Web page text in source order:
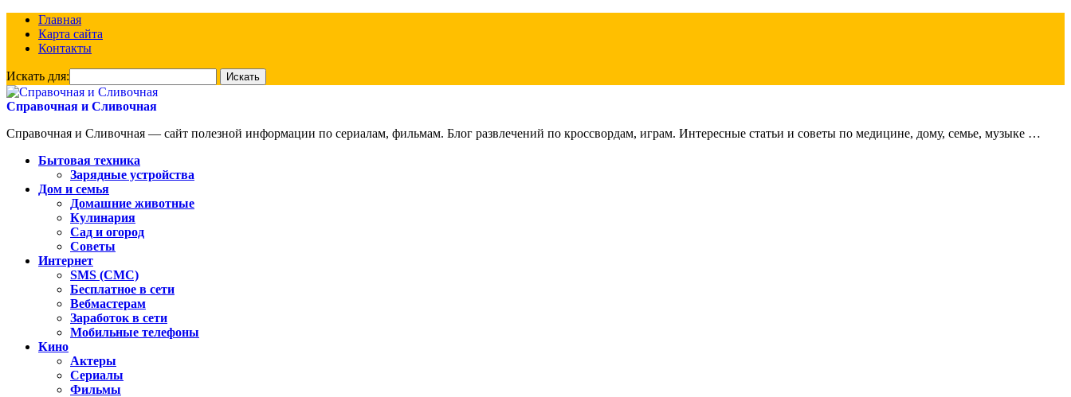
Главная
Карта сайта
Контакты
Искать для:
Справочная и Сливочная
Справочная и Сливочная — сайт полезной информации по сериалам, фильмам. Блог развлечений по кроссвордам, играм. Интересные статьи и советы по медицине, дому, семье, музыке …
Бытовая техника
Зарядные устройства
Дом и семья
Домашние животные
Кулинария
Сад и огород
Советы
Интернет
SMS (СМС)
Бесплатное в сети
Вебмастерам
Заработок в сети
Мобильные телефоны
Кино
Актеры
Сериалы
Фильмы